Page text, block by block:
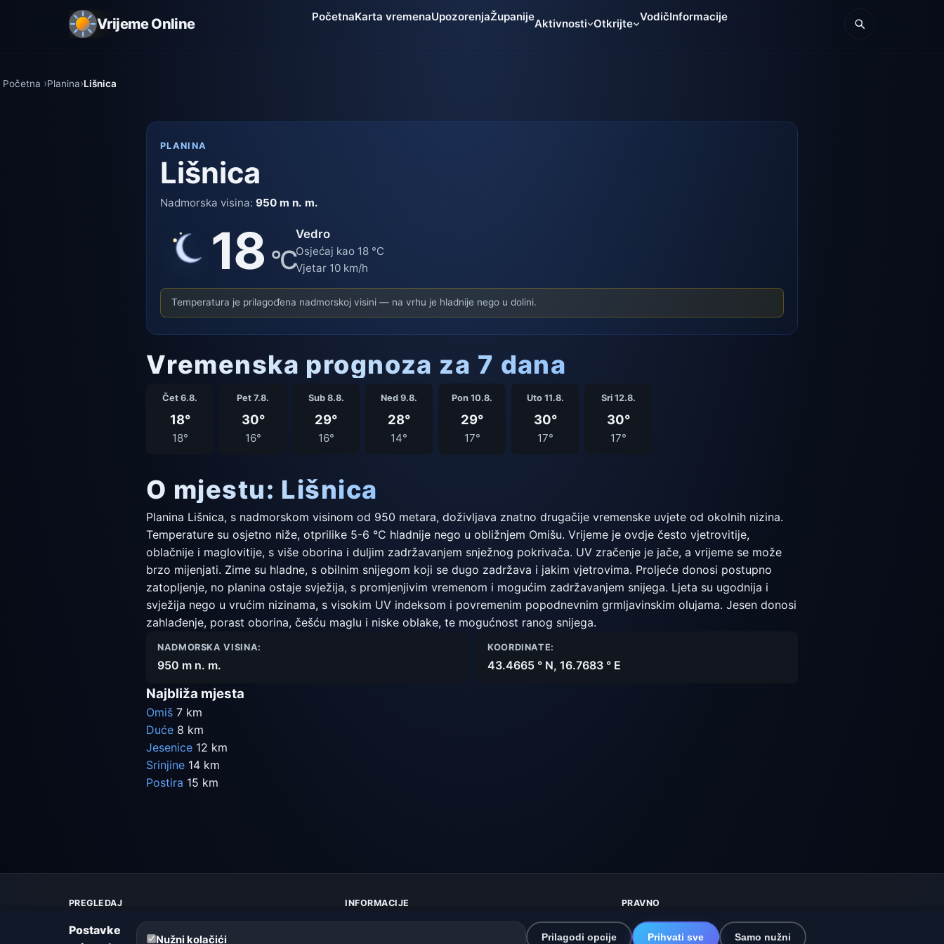
Vrijeme Online PočetnaKarta vremenaUpozorenjaŽupanije
Aktivnosti Otkrijte
VodičInformacije
Početna Planina Lišnica
PLANINA
Lišnica
Nadmorska visina:950 m n. m.
18 °C
Vedro
Osjećaj kao 18 °C
Vjetar 10 km/h
Temperatura je prilagođena nadmorskoj visini — na vrhu je hladnije nego u dolini.
Vremenska prognoza za 7 dana
Čet 6.8.
18°
18°
Pet 7.8.
30°
16°
Sub 8.8.
29°
16°
Ned 9.8.
28°
14°
Pon 10.8.
29°
17°
Uto 11.8.
30°
17°
Sri 12.8.
30°
17°
O mjestu: Lišnica
Planina Lišnica, s nadmorskom visinom od 950 metara, doživljava znatno drugačije vremenske uvjete od okolnih nizina.
Temperature su osjetno niže, otprilike 5-6 °C hladnije nego u obližnjem Omišu. Vrijeme je ovdje često vjetrovitije,
oblačnije i maglovitije, s više oborina i duljim zadržavanjem snježnog pokrivača. UV zračenje je jače, a vrijeme se može
brzo mijenjati. Zime su hladne, s obilnim snijegom koji se dugo zadržava i jakim vjetrovima. Proljeće donosi postupno
zatopljenje, no planina ostaje svježija, s promjenjivim vremenom i mogućim zadržavanjem snijega. Ljeta su ugodnija i
svježija nego u vrućim nizinama, s visokim UV indeksom i povremenim popodnevnim grmljavinskim olujama. Jesen donosi
zahlađenje, porast oborina, češću maglu i niske oblake, te mogućnost ranog snijega.
NADMORSKA VISINA:
950 m n. m.
KOORDINATE:
43.4665 ° N, 16.7683 ° E
Najbliža mjesta
Omiš 7 km
Duće 8 km
Jesenice 12 km
Srinjine 14 km
Postira 15 km
PREGLEDAJ
Upozorenja
INFORMACIJE
O nama
PRAVNO
Zaštita privatnosti
Kolačići
Postavke
Nužni kolačići Prilagodi opcije Prihvati sve Samo nužni